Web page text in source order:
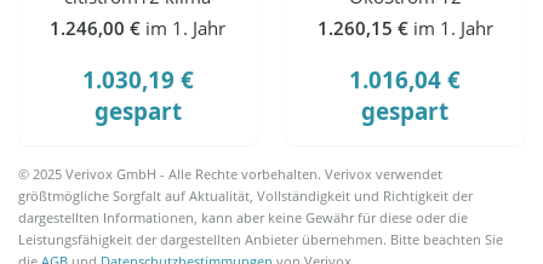
1.246,00 € im 1. Jahr
1.030,19 €
gespart
1.260,15 € im 1. Jahr
1.016,04 €
gespart
© 2025 Verivox GmbH - Alle Rechte vorbehalten. Verivox verwendet
größtmögliche Sorgfalt auf Aktualität, Vollständigkeit und Richtigkeit der
dargestellten Informationen, kann aber keine Gewähr für diese oder die
Leistungsfähigkeit der dargestellten Anbieter übernehmen. Bitte beachten Sie